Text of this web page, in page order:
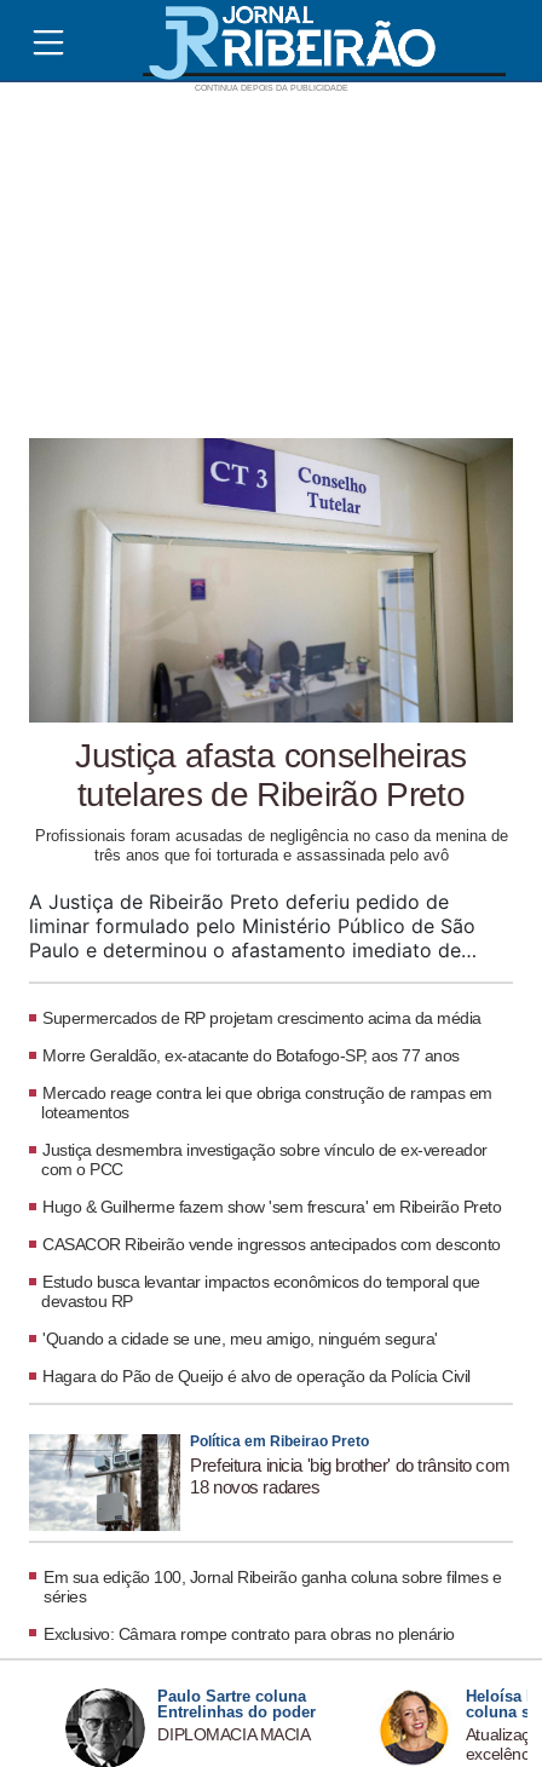
Justiça afasta conselheiras
tutelares de Ribeirão Preto
Profissionais foram acusadas de negligência no caso da menina de
três anos que foi torturada e assassinada pelo avô
A Justiça de Ribeirão Preto deferiu pedido de
liminar formulado pelo Ministério Público de São
Paulo e determinou o afastamento imediato de
nesta quarta-feira (5/8), atende a requerimento
feito em ação civil pública pelo promotor de
Supermercados de RP projetam crescimento acima da média
Morre Geraldão, ex-atacante do Botafogo-SP, aos 77 anos
Mercado reage contra lei que obriga construção de rampas em
loteamentos
Justiça desmembra investigação sobre vínculo de ex-vereador
com o PCC
Hugo & Guilherme fazem show 'sem frescura' em Ribeirão Preto
CASACOR Ribeirão vende ingressos antecipados com desconto
Estudo busca levantar impactos econômicos do temporal que
devastou RP
'Quando a cidade se une, meu amigo, ninguém segura'
Hagara do Pão de Queijo é alvo de operação da Polícia Civil
Política em Ribeirao Preto
Prefeitura inicia 'big brother' do trânsito com
18 novos radares
Em sua edição 100, Jornal Ribeirão ganha coluna sobre filmes e
séries
Exclusivo: Câmara rompe contrato para obras no plenário
Paulo Sartre coluna
Entrelinhas do poder
DIPLOMACIA MACIA
Heloísa
coluna
excelência